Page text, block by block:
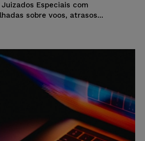
Especiais com
sobre voos, atrasos...